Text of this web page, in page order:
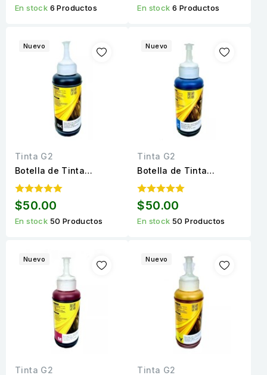
páginas
En stock 6 Productos
páginas
En stock6 Productos
Nuevo
Tinta G2
Botella de Tinta
Universal Negro
ml.
$50.00
En stock 50 Productos
Nuevo
Tinta G2
Botella de Tinta
Universal Cyan calidad
$50.00
En stock50 Productos
Nuevo
Tinta G2
Nuevo
Tinta G2